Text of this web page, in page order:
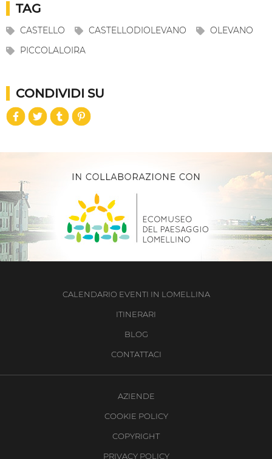
TAG
CASTELLO CASTELLODIOLEVANO
OLEVANO
PICCOLALOIRA
CONDIVIDI SU
CALENDARIO EVENTI IN LOMELLINA
ITINERARI
BLOG
CONTATTACI
AZIENDE
COOKIE POLICY
COPYRIGHT
PRIVACY POLICY